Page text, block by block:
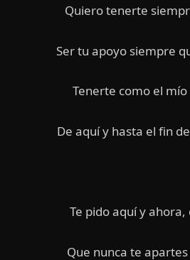
Quiero tenerte
Ser tu apoyo siempre
Tenerte como el
De aquí y hasta el fin
Te pido aquí y
Que nunca te